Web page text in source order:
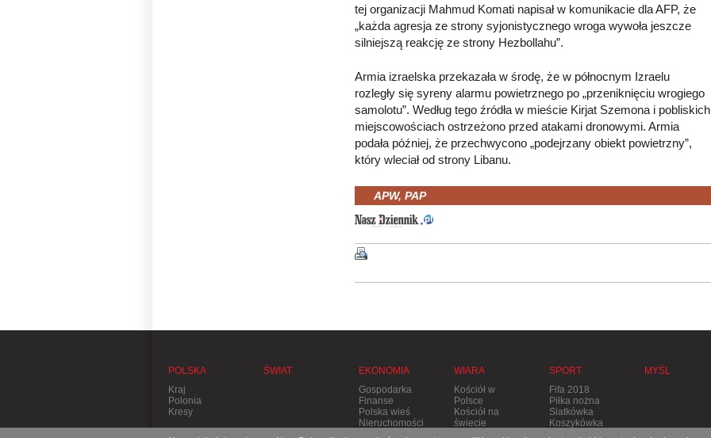
tej organizacji Mahmud Komati napisał w komunikacie dla AFP, że
„każda agresja ze strony syjonistycznego wroga wywoła jeszcze
silniejszą reakcję ze strony Hezbollahu”.
Armia izraelska przekazała w środę, że w północnym Izraelu
rozległy się syreny alarmu powietrznego po „przeniknięciu wrogiego
samolotu”. Według tego źródła w mieście Kirjat Szemona i pobliskich
miejscowościach ostrzeżono przed atakami dronowymi. Armia
podała później, że przechwycono „podejrzany obiekt powietrzny”,
który wleciał od strony Libanu.
APW, PAP
POLSKA
Kraj
Polonia
Kresy
ŚWIAT
EKONOMIA
Gospodarka
Finanse
Polska wieś
Nieruchomości
WIARA
Kościół w
Polsce
Kościół na
świecie
SPORT
Fifa 2018
Piłka nożna
Siatkówka
Koszykówka
MYŚL